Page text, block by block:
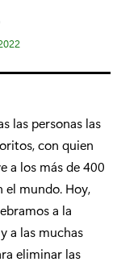
las personas las
con quien
a los más de 400
el mundo. Hoy,
a la
a las muchas
eliminar las